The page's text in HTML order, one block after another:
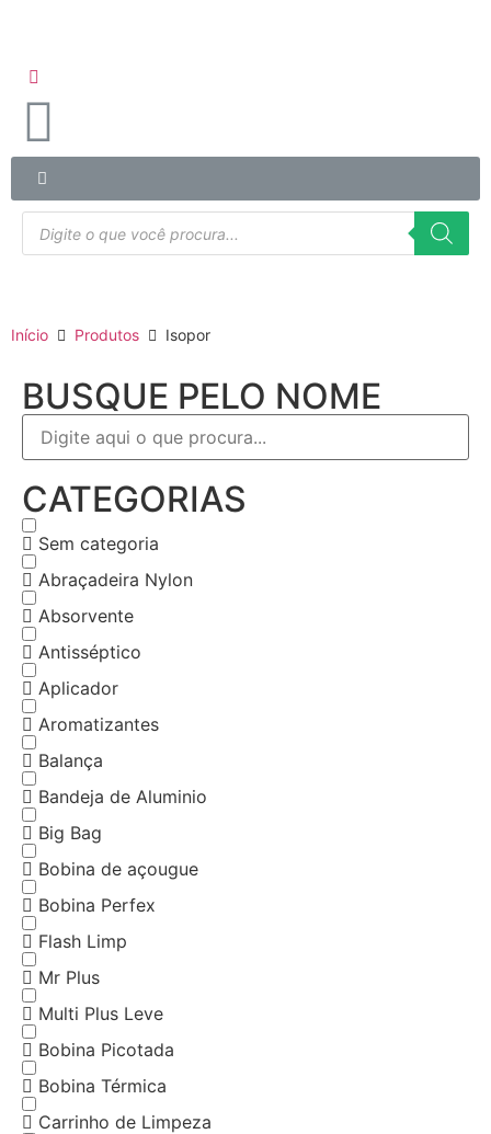
Início Produtos Isopor
BUSQUE PELO NOME
CATEGORIAS
Sem categoria
Abraçadeira Nylon
Absorvente
Antisséptico
Aplicador
Aromatizantes
Balança
Bandeja de Aluminio
Big Bag
Bobina de açougue
Bobina Perfex
Flash Limp
Mr Plus
Multi Plus Leve
Bobina Picotada
Bobina Térmica
Carrinho de Limpeza